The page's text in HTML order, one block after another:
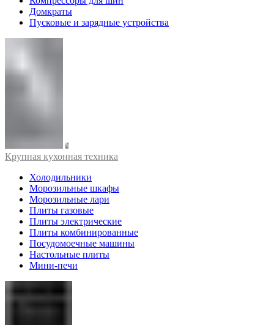
Домкраты
Пусковые и зарядные устройства
Крупная кухонная техника
Холодильники
Морозильные шкафы
Морозильные лари
Плиты газовые
Плиты электрические
Плиты комбинированные
Посудомоечные машины
Настольные плиты
Мини-печи